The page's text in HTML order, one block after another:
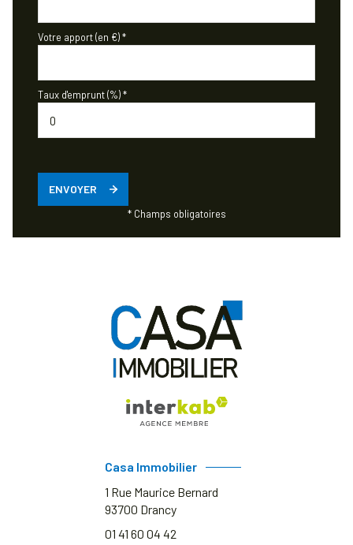
Votre apport (en €) *
Taux d'emprunt (%) *
ENVOYER
* Champs obligatoires
Casa Immobilier
1 Rue Maurice Bernard
93700 Drancy
01 41 60 04 42